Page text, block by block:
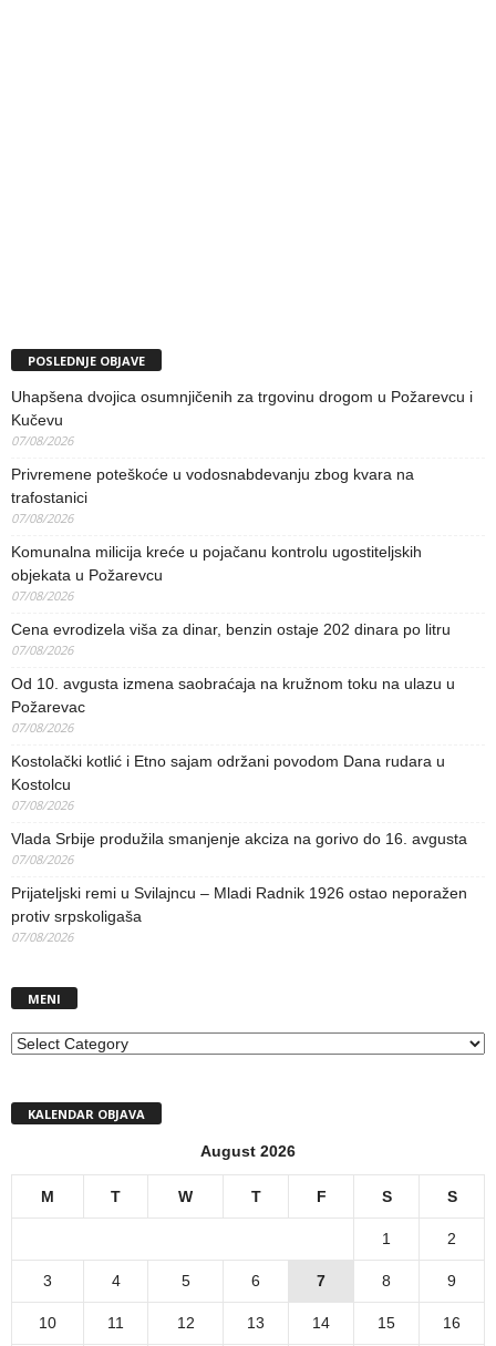
POSLEDNJE OBJAVE
Uhapšena dvojica osumnjičenih za trgovinu drogom u Požarevcu i
Kučevu
07/08/2026
Privremene poteškoće u vodosnabdevanju zbog kvara na
trafostanici
07/08/2026
Komunalna milicija kreće u pojačanu kontrolu ugostiteljskih
objekata u Požarevcu
07/08/2026
Cena evrodizela viša za dinar, benzin ostaje 202 dinara po litru
07/08/2026
Od 10. avgusta izmena saobraćaja na kružnom toku na ulazu u
Požarevac
07/08/2026
Kostolački kotlić i Etno sajam održani povodom Dana rudara u
Kostolcu
07/08/2026
Vlada Srbije produžila smanjenje akciza na gorivo do 16. avgusta
07/08/2026
Prijateljski remi u Svilajncu – Mladi Radnik 1926 ostao neporažen
protiv srpskoligaša
07/08/2026
MENI
MENI
KALENDAR OBJAVA
August 2026
M T W T F S S
1 2
3 4 5 6 7 8 9
10 11 12 13 14 15 16